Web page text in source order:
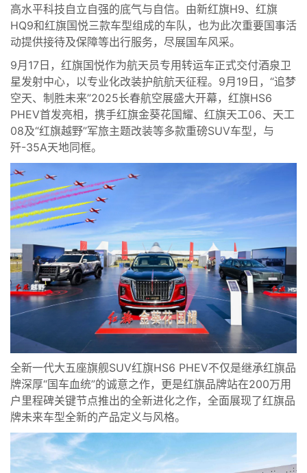
高水平科技自立自强的底气与自信。由新红旗H9、红旗
HQ9和红旗国悦三款车型组成的车队，也为此次重要国事活
动提供接待及保障等出行服务，尽展国车风采。
9月17日，红旗国悦作为航天员专用转运车正式交付酒泉卫
星发射中心，以专业化改装护航航天征程。9月19日，“追梦
空天、制胜未来”2025长春航空展盛大开幕，红旗HS6
PHEV首发亮相，携手红旗金葵花国耀、红旗天工06、天工
08及“红旗越野”军旅主题改装等多款重磅SUV车型，与
歼-35A天地同框。
全新一代大五座旗舰SUV红旗HS6 PHEV不仅是继承红旗品
牌深厚“国车血统”的诚意之作，更是红旗品牌站在200万用
户里程碑关键节点推出的全新进化之作，全面展现了红旗品
牌未来车型全新的产品定义与风格。